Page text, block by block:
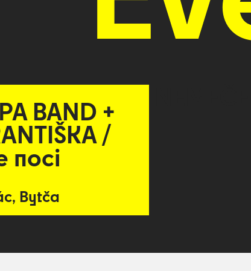
BAND +
/
noci
Bytča